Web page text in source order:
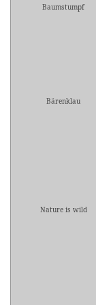
Baumstumpf
Bärenklau
Nature is wild